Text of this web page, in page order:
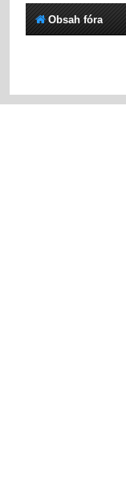
Obsah fóra